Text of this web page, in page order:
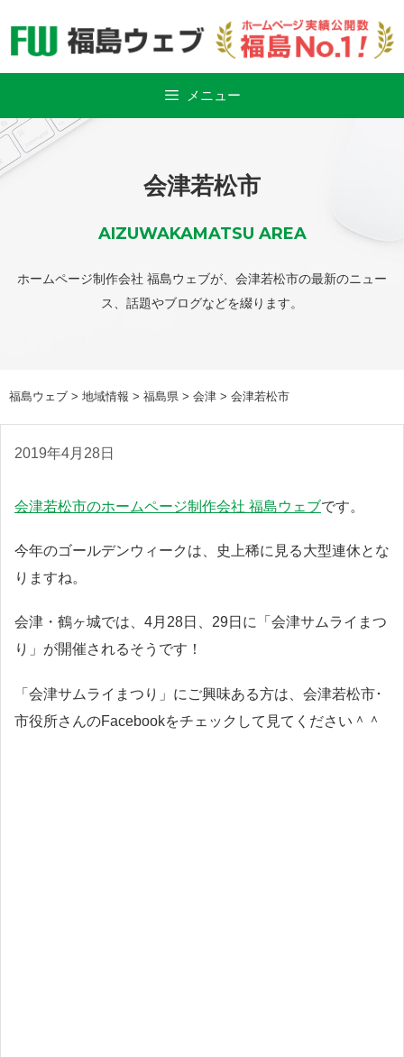
メニュー
会津若松市
AIZUWAKAMATSU AREA
ホームページ制作会社 福島ウェブが、会津若松市の最新のニュー
ス、話題やブログなどを綴ります。
福島ウェブ > 地域情報 > 福島県 > 会津 > 会津若松市
2019年4月28日
会津若松市のホームページ制作会社 福島ウェブです。
今年のゴールデンウィークは、史上稀に見る大型連休とな
りますね。
会津・鶴ヶ城では、4月28日、29日に「会津サムライまつ
り」が開催されるそうです！
「会津サムライまつり」にご興味ある方は、会津若松市･
市役所さんのFacebookをチェックして見てください＾＾